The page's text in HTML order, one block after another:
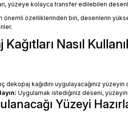
yüzeye kolayca transfer edilebilen
önemli özelliklerinden biri, desenlerin
Nasıl
dekopaj kağıdını uygulayacağınız
Uygulamak istediğiniz deseni,
Yüzeyi